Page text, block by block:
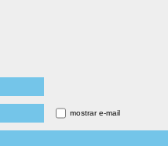
mostrar e-mail